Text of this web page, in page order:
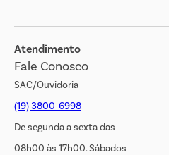
Jornal de Ofertas
Transparência Salarial
Atendimento
Fale Conosco
SAC/Ouvidoria
(19) 3800-6998
De segunda a sexta das
08h00 às 17h00. Sábados